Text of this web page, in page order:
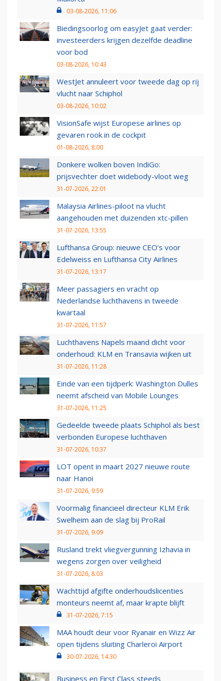
03-08-2026, 11:06
Biedingsoorlog om easyJet gaat verder:
investeerders krijgen dezelfde deadline
voor bod
03-08-2026, 10:43
WestJet annuleert voor tweede dag op rij
vlucht naar Schiphol
03-08-2026, 10:02
VisionSafe wijst Europese airlines op
gevaren rook in de cockpit
01-08-2026, 8:00
Donkere wolken boven IndiGo:
prijsvechter doet widebody-vloot weg
31-07-2026, 22:01
Malaysia Airlines-piloot na vlucht
aangehouden met duizenden xtc-pillen
31-07-2026, 13:55
Lufthansa Group: nieuwe CEO’s voor
Edelweiss en Lufthansa City Airlines
31-07-2026, 13:17
Meer passagiers en vracht op
Nederlandse luchthavens in tweede
kwartaal
31-07-2026, 11:57
Luchthavens Napels maand dicht voor
onderhoud: KLM en Transavia wijken uit
31-07-2026, 11:28
Einde van een tijdperk: Washington Dulles
neemt afscheid van Mobile Lounges
31-07-2026, 11:25
Gedeelde tweede plaats Schiphol als best
verbonden Europese luchthaven
31-07-2026, 10:37
LOT opent in maart 2027 nieuwe route
naar Hanoi
31-07-2026, 9:59
Voormalig financieel directeur KLM Erik
Swelheim aan de slag bij ProRail
31-07-2026, 9:09
Rusland trekt vliegvergunning Izhavia in
wegens zorgen over veiligheid
31-07-2026, 8:03
Wachttijd afgifte onderhoudslicenties
monteurs neemt af, maar krapte blijft
31-07-2026, 7:15
MAA houdt deur voor Ryanair en Wizz Air
open tijdens sluiting Charleroi Airport
30-07-2026, 14:30
Business en First Class steeds